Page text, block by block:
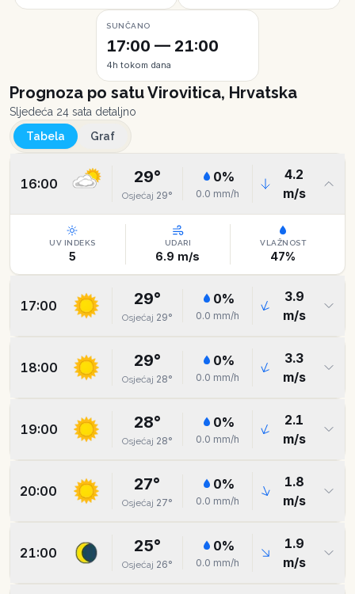
SUNČANO
17:00 — 21:00
4h tokom dana
Prognoza po satuVirovitica, Hrvatska
Sljedeća 24 sata detaljno
Tabela
Graf
16:00 29°
Osjećaj 29°
0%
0.0 mm/h
4.2
m/s
UV INDEKS
5
UDARI
6.9 m/s
VLAŽNOST
47%
17:00 29°
Osjećaj 29°
0%
0.0 mm/h
3.9
m/s
18:00 29°
Osjećaj 28°
0%
0.0 mm/h
3.3
m/s
19:00 28°
Osjećaj 28°
0%
0.0 mm/h
2.1
m/s
20:00 27°
Osjećaj 27°
0%
0.0 mm/h
1.8
m/s
21:00 25°
Osjećaj 26°
0%
0.0 mm/h
1.9
m/s